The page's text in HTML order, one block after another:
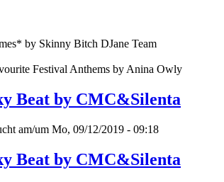
by Skinny Bitch DJane Team
Festival Anthems by Anina Owly
Beat by CMC&Silenta
am/um Mo, 09/12/2019 - 09:18
Beat by CMC&Silenta